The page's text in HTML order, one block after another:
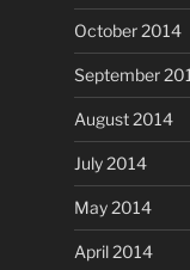
October 2014
September
August 2014
July 2014
May 2014
April 2014